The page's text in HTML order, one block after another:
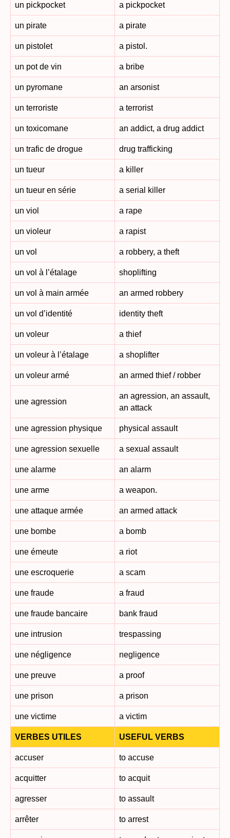
un pickpocket a pickpocket
un pirate a pirate
un pistolet a pistol.
un pot de vin a bribe
un pyromane an arsonist
un terroriste a terrorist
un toxicomane an addict, a drug addict
un trafic de drogue drug trafficking
un tueur a killer
un tueur en série a serial killer
un viol a rape
un violeur a rapist
un vol a robbery, a theft
un vol à l’étalage shoplifting
un vol à main armée an armed robbery
un vol d’identité identity theft
un voleur a thief
un voleur à l’étalage a shoplifter
un voleur armé an armed thief / robber
une agression
an agression, an assault,
an attack
une agression physique physical assault
une agression sexuelle a sexual assault
une alarme an alarm
une arme a weapon.
une attaque armée an armed attack
une bombe a bomb
une émeute a riot
une escroquerie a scam
une fraude a fraud
une fraude bancaire bank fraud
une intrusion trespassing
une négligence negligence
une preuve a proof
une prison a prison
une victime a victim
VERBES UTILES USEFUL VERBS
accuser to accuse
acquitter to acquit
agresser to assault
arrêter to arrest